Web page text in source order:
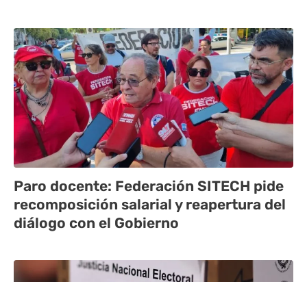
Paro docente: Federación SITECH pide
recomposición salarial y reapertura del
diálogo con el Gobierno